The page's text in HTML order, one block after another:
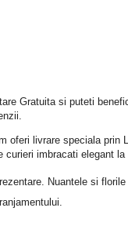
Gratuita si puteti
oferi livrare speciala prin
imbracati elegant
Nuantele si